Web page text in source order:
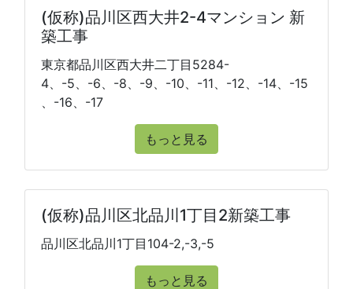
(仮称)品川区西大井2-4マンション 新
築工事
東京都品川区西大井二丁目5284-
4、-5、-6、-8、-9、-10、-11、-12、-14、-15
、-16、-17
もっと見る
(仮称)品川区北品川1丁目2新築工事
品川区北品川1丁目104-2,-3,-5
もっと見る